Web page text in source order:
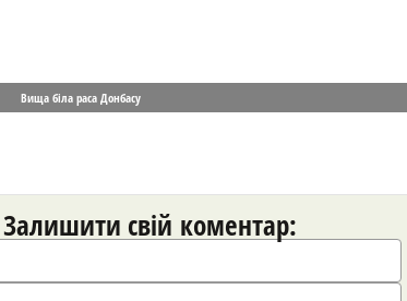
Вища біла раса Донбасу
Залишити свій коментар: